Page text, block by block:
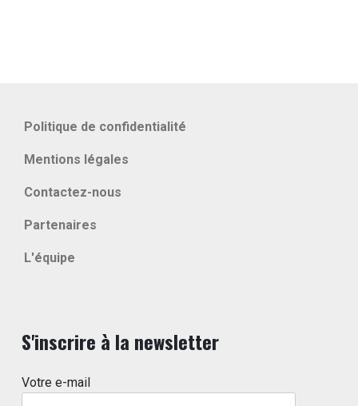
Politique de confidentialité
Mentions légales
Contactez-nous
Partenaires
L'équipe
S'inscrire à la newsletter
Votre e-mail